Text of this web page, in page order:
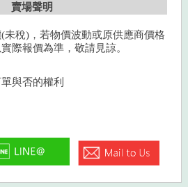
賣場聲明
未稅)，若物價波動或原供應商價格
際報價為準，敬請見諒。
與否的權利